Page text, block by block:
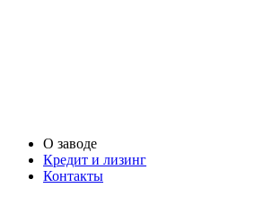
О заводе
Кредит и лизинг
Контакты